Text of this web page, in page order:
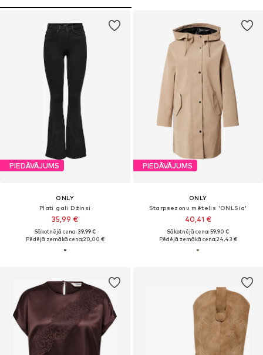
PIEDĀVĀJUMS
ONLY
Plati gali Džinsi
35,99 €
Sākotnējā cena: 39,99 €
Pēdējā zemākā cena:20,00 €
PIEDĀVĀJUMS
ONLY
Starpsezonu mētelis 'ONLSia'
40,41 €
Sākotnējā cena: 59,90 €
Pēdējā zemākā cena:24,43 €